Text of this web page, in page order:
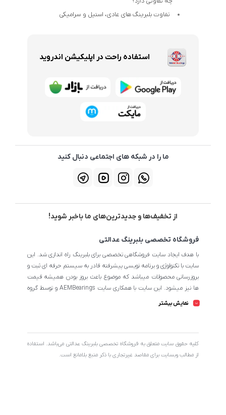
تفاوت بلبرینگ های عادی، استیل و سرامیکی
استفاده راحت در اپلیکیشن اندروید
ما را در شبکه های اجتماعی دنبال کنید
از تخفیف‌ها و جدیدترین‌های ما باخبر شوید!
فروشگاه تخصصی بلبرینگ عدالتی
با هدف ایجاد سایت فروشگاهی تخصصی برای بلبرینگ راه اندازی شد. این
سایت با تکنولوژی و برنامه نویسی پیشرفته قادر به سیستم حرفه ای ثبت و
بروزرسانی محصولات میباشد که موضوع باعث بروز بودن همیشه قیمت
ها نیز میشود. این سایت با همکاری سایت AEMBearings و توسط گروه
فروشگاه انتخاب و خریداری نمایند.
نمایش بیشتر
کليه حقوق سايت متعلق به فروشگاه تخصصی بلبرینگ عدالتی می‌باشد. استفاده
از مطالب وبسایت برای مقاصد غیرتجاری با ذکر منبع بلامانع است.